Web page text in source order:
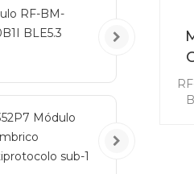
RF-BM-
BLE5.3
Módulo
sub-1